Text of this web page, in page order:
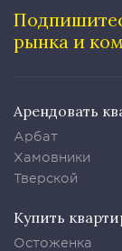
рынка и
Арендовать
Арбат
Хамовники
Тверской
Купить
Остоженка